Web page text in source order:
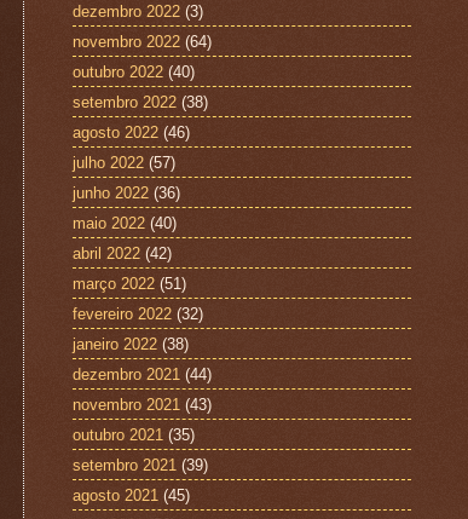
dezembro 2022 (3)
novembro 2022 (64)
outubro 2022 (40)
setembro 2022 (38)
agosto 2022 (46)
julho 2022 (57)
junho 2022 (36)
maio 2022 (40)
abril 2022 (42)
março 2022 (51)
fevereiro 2022 (32)
janeiro 2022 (38)
dezembro 2021 (44)
novembro 2021 (43)
outubro 2021 (35)
setembro 2021 (39)
agosto 2021 (45)